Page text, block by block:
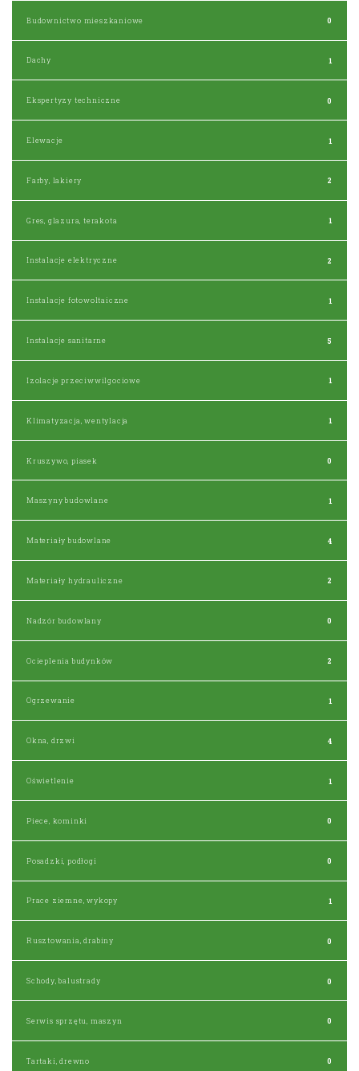
Budownictwo mieszkaniowe 0
Dachy 1
Ekspertyzy techniczne 0
Elewacje 1
Farby, lakiery 2
Gres, glazura, terakota 1
Instalacje elektryczne 2
Instalacje fotowoltaiczne 1
Instalacje sanitarne 5
Izolacje przeciwwilgociowe 1
Klimatyzacja, wentylacja 1
Kruszywo, piasek 0
Maszyny budowlane 1
Materiały budowlane 4
Materiały hydrauliczne 2
Nadzór budowlany 0
Ocieplenia budynków 2
Ogrzewanie 1
Okna, drzwi 4
Oświetlenie 1
Piece, kominki 0
Posadzki, podłogi 0
Prace ziemne, wykopy 1
Rusztowania, drabiny 0
Schody, balustrady 0
Serwis sprzętu, maszyn 0
Tartaki, drewno 0